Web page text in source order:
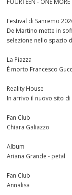
FOURTEEN - ONE MORE
Festival di Sanremo
De Martino mette in
selezione nello spazio
La Piazza
È morto Francesco
Reality House
In arrivo il nuovo sito di
Fan Club
Chiara Galiazzo
Album
Ariana Grande - petal
Fan Club
Annalisa